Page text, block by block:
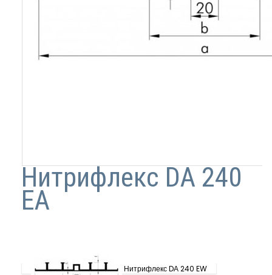
Нитрифлекс DА 240
ЕА
Нитрифлекс DА 240 EW